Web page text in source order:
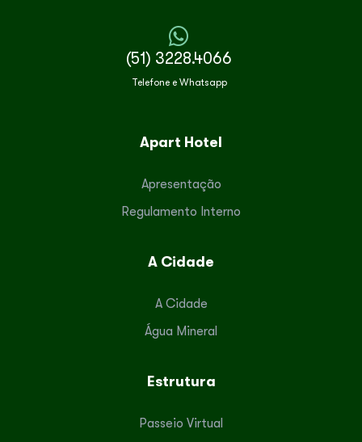
(51) 3228.4066
Telefone e Whatsapp
Apart Hotel
Apresentação
Regulamento Interno
A Cidade
A Cidade
Água Mineral
Estrutura
Passeio Virtual